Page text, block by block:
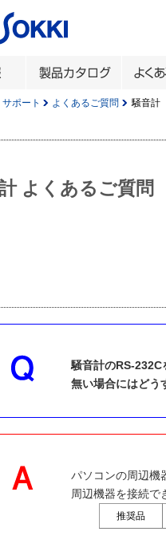
サポート よくあるご質問 騒音計
よくあるご質問
騒音計のRS-232C
無い場合にはどう
パソコンの周辺機
周辺機器を接続で
推奨品